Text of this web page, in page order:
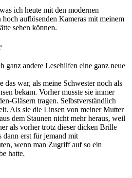
ich heute mit den modernen
auflösenden Kameras mit meinem
sehen können.
ganz andere Lesehilfen eine ganz neue
das war, als meine Schwester noch als
bekam. Vorher musste sie immer
Gläsern tragen. Selbstverständlich
Als sie die Linsen von meiner Mutter
dem Staunen nicht mehr heraus, weil
als vorher trotz dieser dicken Brille
dann erst für jemand mit
wenn man Zugriff auf so ein
hatte.